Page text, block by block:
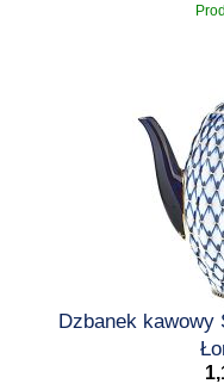
Dzbanek kawowy